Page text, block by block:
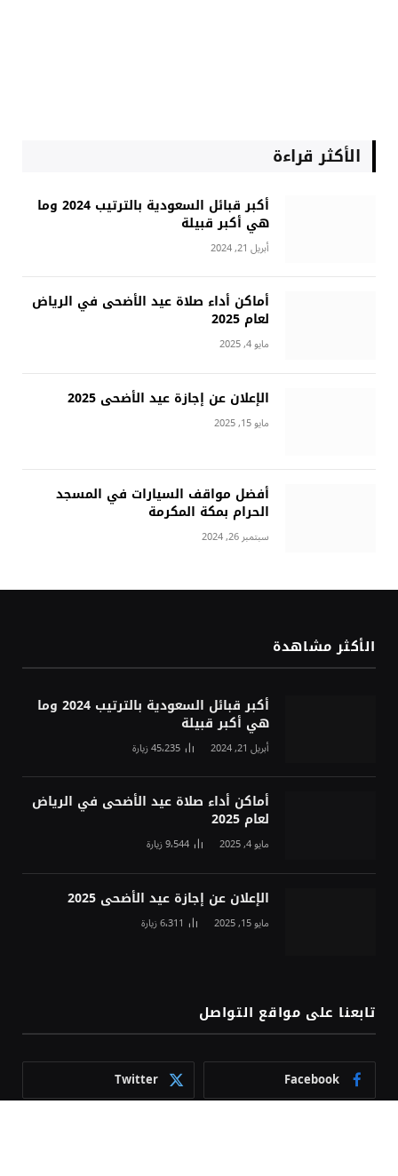
الأكثر قراءة
أكبر قبائل السعودية بالترتيب 2024 وما
هي أكبر قبيلة
أبريل 21, 2024
أماكن أداء صلاة عيد الأضحى في الرياض
لعام 2025
مايو 4, 2025
الإعلان عن إجازة عيد الأضحى 2025
مايو 15, 2025
أفضل مواقف السيارات في المسجد
الحرام بمكة المكرمة
سبتمبر 26, 2024
الأكثر مشاهدة
أكبر قبائل السعودية بالترتيب 2024 وما
هي أكبر قبيلة
أبريل 21, 2024 45٬235زيارة
أماكن أداء صلاة عيد الأضحى في الرياض
لعام 2025
مايو 4, 2025 9٬544زيارة
الإعلان عن إجازة عيد الأضحى 2025
مايو 15, 2025 6٬311زيارة
تابعنا على مواقع التواصل
Facebook
Twitter